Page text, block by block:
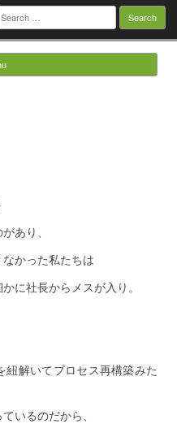
for:
あり、
かった私たちは
に社長からメスが入り。
解いてプロセス再構築みた
いるのだから、